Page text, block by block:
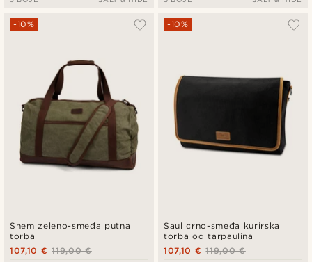
Shem zeleno-smeđa putna
torba
-10%
119,00 €
107,10 €
Saul crno-smeđa kurirska
torba od tarpaulina
-10%
119,00 €
107,10 €